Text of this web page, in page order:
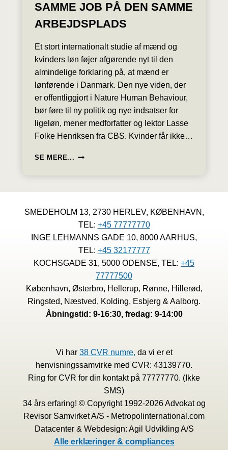
SAMME JOB PÅ DEN SAMME
ARBEJDSPLADS
Et stort internationalt studie af mænd og
kvinders løn føjer afgørende nyt til den
almindelige forklaring på, at mænd er
lønførende i Danmark. Den nye viden, der
er offentliggjort i Nature Human Behaviour,
bør føre til ny politik og nye indsatser for
ligeløn, mener medforfatter og lektor Lasse
Folke Henriksen fra CBS. Kvinder får ikke…
SE MERE... STORT
MINDRE
END
MÆND
FOR
SAMME
PÅ
DEN
ARBEJDSPLADS
SMEDEHOLM 13, 2730 HERLEV, KØBENHAVN,
TEL: +45 77777770
INGE LEHMANNS GADE 10, 8000 AARHUS,
TEL: +45 32177777
KOCHSGADE 31, 5000 ODENSE, TEL: +45
77777500
København, Østerbro, Hellerup, Rønne, Hillerød,
Ringsted, Næstved, Kolding, Esbjerg & Aalborg.
Åbningstid: 9-16:30, fredag: 9-14:00
Vi har 38 CVR numre, da vi er et
henvisningssamvirke med CVR: 43139770.
Ring for CVR for din kontakt på 77777770. (Ikke
SMS)
34 års erfaring! © Copyright 1992-2026 Advokat og
Revisor Samvirket A/S - Metropolinternational.com
Datacenter & Webdesign: Agil Udvikling A/S
Alle erklæringer & compliances